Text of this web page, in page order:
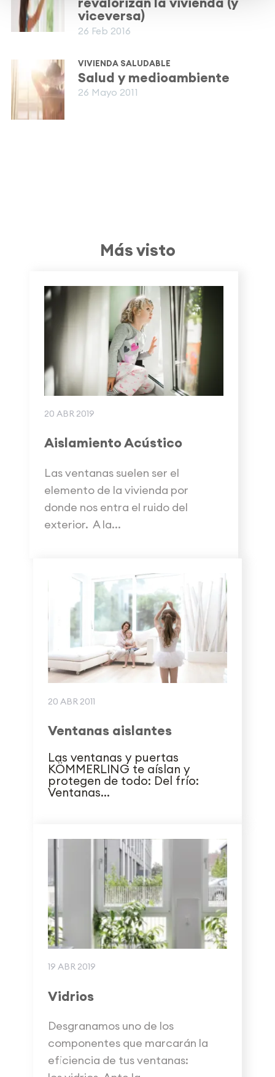
viceversa)
26 Feb 2016
VIVIENDA SALUDABLE
Salud y medioambiente
26 Mayo 2011
Más visto
20 ABR 2019
Aislamiento Acústico
Las ventanas suelen ser el
elemento de la vivienda por
donde nos entra el ruido del
exterior. A la...
20 ABR 2011
Ventanas aislantes
Las ventanas y puertas
KÖMMERLING te aíslan y
protegen de todo: Del frío:
Ventanas...
19 ABR 2019
Vidrios
Desgranamos uno de los
componentes que marcarán la
eficiencia de tus ventanas: